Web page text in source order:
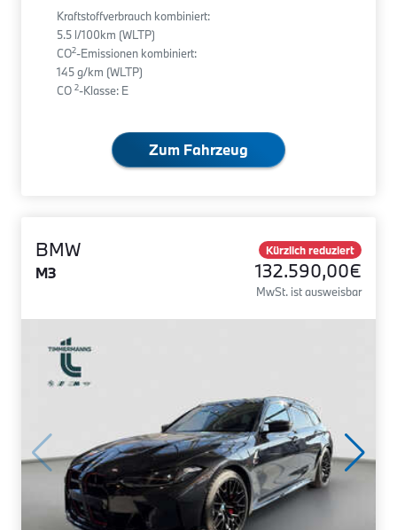
Kraftstoffverbrauch kombiniert:
5.5 l/100km (WLTP)
CO2-Emissionen kombiniert:
145 g/km (WLTP)
CO 2-Klasse: E
Zum Fahrzeug
BMW
M3
Kürzlich reduziert
132.590,00€
MwSt. ist ausweisbar